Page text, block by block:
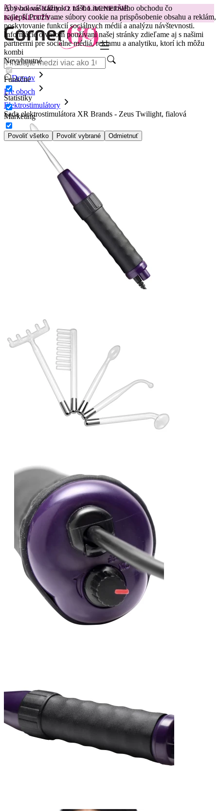
Aby bol váš zážitok z nášho internetového obchodu čo
najlepší.Používame súbory cookie na prispôsobenie obsahu a reklám,
poskytovanie funkcií sociálnych médií a analýzu návštevnosti.
Informácie o vašom používaní našej stránky zdieľame aj s našimi
partnermi pre sociálne médiá, reklamu a analytiku, ktorí ich môžu
kombi
Nevyhnutné
Funkčné
Štatistiky
Marketing
Povoliť všetko Povoliť vybrané Odmietnuť
😽Svakom Klitty: O 15 € LACNEJŠIE
Kód: KLITTY →
Domov
Pre oboch
Elektrostimulátory
Sada elektrostimulátora XR Brands - Zeus Twilight, fialová